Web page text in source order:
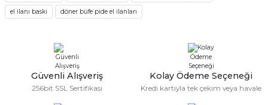
838,80 TL
Tek Taraflı A5 Broşür El ilanı Ücretsiz Gönderim
el ilanı baskı döner büfe pide el ilanları
Güvenli Alışveriş
256bit SSL Sertifikası
Kolay Ödeme Seçeneği
Kredi kartıyla tek çekim veya havale